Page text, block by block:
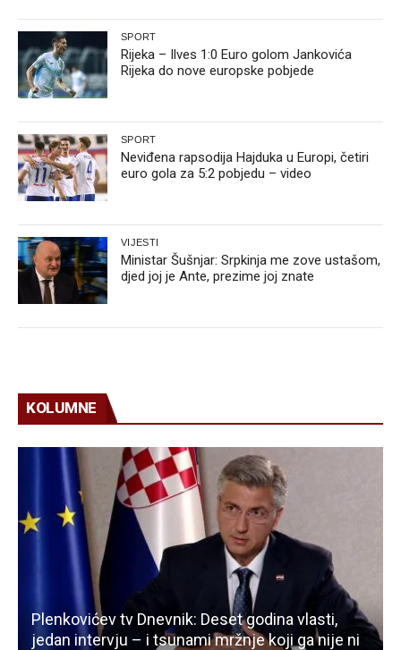
SPORT
Rijeka – Ilves 1:0 Euro golom Jankovića
Rijeka do nove europske pobjede
SPORT
Neviđena rapsodija Hajduka u Europi, četiri
euro gola za 5:2 pobjedu – video
VIJESTI
Ministar Šušnjar: Srpkinja me zove ustašom,
djed joj je Ante, prezime joj znate
KOLUMNE
Plenkovićev tv Dnevnik: Deset godina vlasti,
jedan intervju – i tsunami mržnje koji ga nije ni